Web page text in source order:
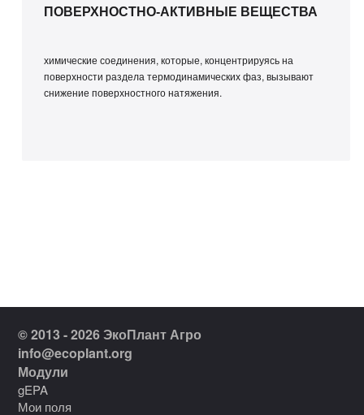
ПОВЕРХНОСТНО-АКТИВНЫЕ ВЕЩЕСТВА
химические соединения, которые, концентрируясь на
поверхности раздела термодинамических фаз, вызывают
снижение поверхностного натяжения.
© 2013 - 2026 ЭкоПлант Агро
info@ecoplant.org
Модули
gEPA
Мои поля